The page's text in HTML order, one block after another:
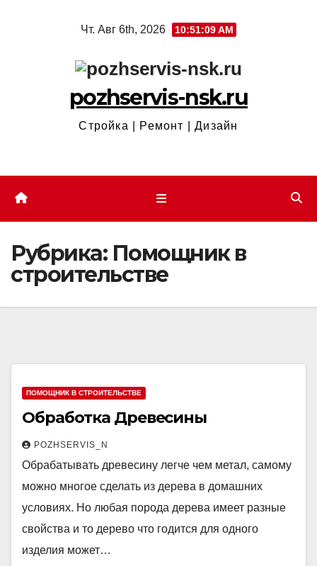
Чт. Авг 6th, 2026 10:51:09 AM
pozhservis-nsk.ru
Стройка | Ремонт | Дизайн
Рубрика: Помощник в
строительстве
ПОМОЩНИК В СТРОИТЕЛЬСТВЕ
Обработка Древесины
POZHSERVIS_N
Обрабатывать древесину легче чем метал, самому
можно многое сделать из дерева в домашних
условиях. Но любая порода дерева имеет разные
свойства и то дерево что годится для одного
изделия может…